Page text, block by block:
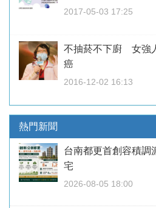
2017-05-03 17:25
不抽菸不下廚 女強
癌
2016-12-02 16:13
熱門新聞
台南都更首創容積
宅
2026-08-05 18:00